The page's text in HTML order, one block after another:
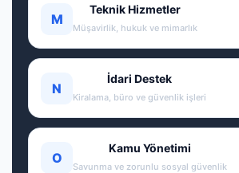
M
Teknik Hizmetler
Müşavirlik, hukuk ve mimarlık
N
İdari Destek
Kiralama, büro ve güvenlik işleri
O
Kamu Yönetimi
Savunma ve zorunlu sosyal güvenlik